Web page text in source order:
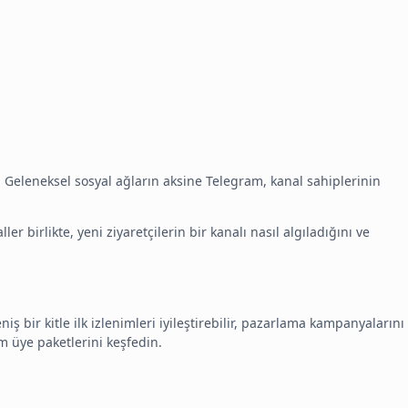
sosyal ağların aksine Telegram, kanal sahiplerinin
birlikte, yeni ziyaretçilerin bir kanalı nasıl algıladığını ve
bir kitle ilk izlenimleri iyileştirebilir, pazarlama kampanyalarını
üye paketlerini keşfedin.